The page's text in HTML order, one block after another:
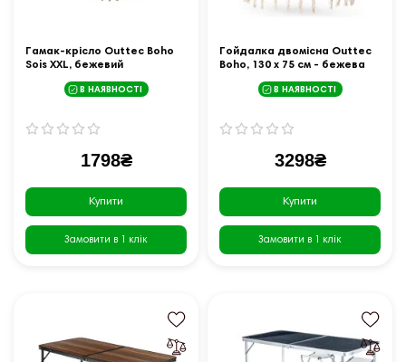
Гамак-крісло Outtec Boho
Sois XXL, бежевий
В НАЯВНОСТІ
1798₴
Купити
Замовити в 1 клік
Гойдалка двомісна Outtec
Boho, 130 х 75 см - бежева
В НАЯВНОСТІ
3298₴
Купити
Замовити в 1 клік